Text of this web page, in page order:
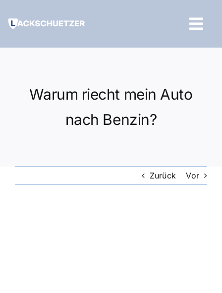
Inhalt
Warum riecht mein Auto
nach Benzin?
Zurück Vor